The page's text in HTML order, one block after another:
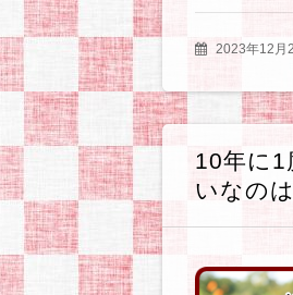
2023年12月
10年に1
いなの